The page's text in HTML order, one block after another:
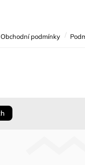
Obchodní podmínky